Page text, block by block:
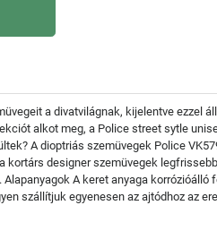
a divatvilágnak, kijelentve ezzel
alkot meg, a Police street sytle
A dioptriás szemüvegek Police
kortárs designer szemüvegek
A keret anyaga korrózióálló
szállítjuk egyenesen az ajtódhoz az